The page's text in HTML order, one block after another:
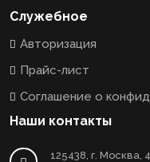
Служебное
Авторизация
Прайс-лист
Соглашение о
Наши контакты
125438, г. Москва,